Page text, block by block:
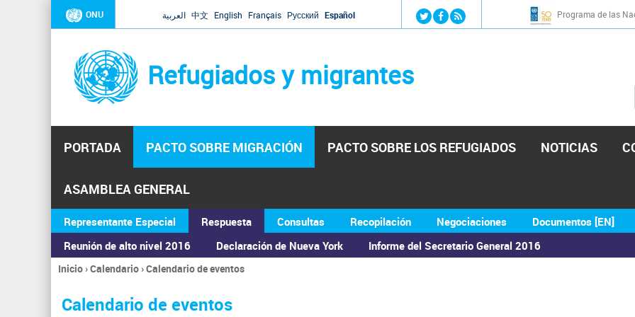
Jump to navigation
ONU العربية 中文 English Français Русский Español Programa de las
Refugiados y migrantes
PORTADA PACTO SOBRE MIGRACIÓN
Representante Especial
Respuesta
Reunión de alto nivel 2016
Declaración de Nueva York Informe del Secretario General 2016
Consultas Recopilación Negociaciones Documentos [EN]
PACTO SOBRE LOS REFUGIADOS NOTICIAS
ASAMBLEA GENERAL
Se
encuentra
usted
Inicio›Calendario›Calendario de eventos
Calendario de eventos